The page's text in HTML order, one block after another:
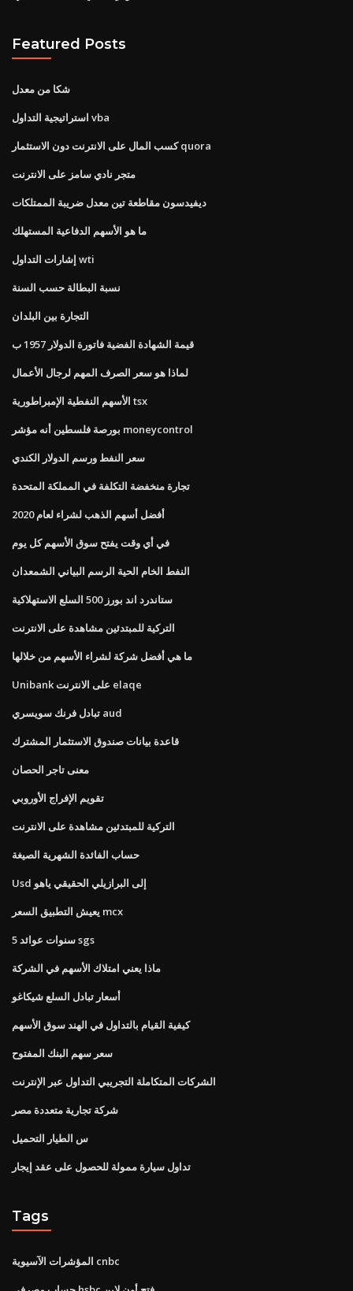
Featured Posts
شكا من معدل
استراتيجية التداول vba
كسب المال على الانترنت دون الاستثمار quora
متجر نادي سامز على الانترنت
ديفيدسون مقاطعة تين معدل ضريبة الممتلكات
ما هو الأسهم الدفاعية المستهلك
إشارات التداول wti
نسبة البطالة حسب السنة
التجارة بين البلدان
قيمة الشهادة الفضية فاتورة الدولار 1957 ب
لماذا هو سعر الصرف المهم لرجال الأعمال
الأسهم النفطية الإمبراطورية tsx
بورصة فلسطين أنه مؤشر moneycontrol
سعر النفط ورسم الدولار الكندي
تجارة منخفضة التكلفة في المملكة المتحدة
أفضل أسهم الذهب لشراء لعام 2020
في أي وقت يفتح سوق الأسهم كل يوم
النفط الخام الحية الرسم البياني الشمعدان
ستاندرد اند بورز 500 السلع الاستهلاكية
التركية للمبتدئين مشاهدة على الانترنت
ما هي أفضل شركة لشراء الأسهم من خلالها
Unibank على الانترنت elaqe
تبادل فرنك سويسري aud
قاعدة بيانات صندوق الاستثمار المشترك
معنى تاجر الحصان
تقويم الإفراج الأوروبي
التركية للمبتدئين مشاهدة على الانترنت
حساب الفائدة الشهرية الصيغة
Usd إلى البرازيلي الحقيقي ياهو
يعيش التطبيق السعر mcx
5 سنوات عوائد sgs
ماذا يعني امتلاك الأسهم في الشركة
أسعار تبادل السلع شيكاغو
كيفية القيام بالتداول في الهند سوق الأسهم
سعر سهم البنك المفتوح
الشركات المتكاملة التجريبي التداول عبر الإنترنت
شركة تجارية متعددة مصر
س الطيار التحميل
تداول سيارة ممولة للحصول على عقد إيجار
Tags
المؤشرات الآسيوية cnbc